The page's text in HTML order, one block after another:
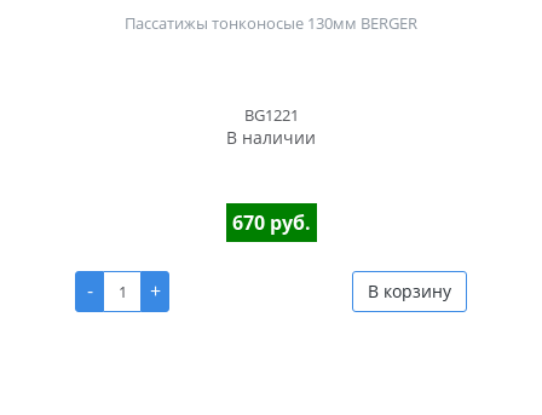
Пассатижы тонконосые 130мм BERGER
BG1221
В наличии
670 руб.
- + В корзину